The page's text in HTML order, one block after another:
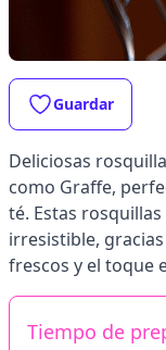
Guardar
Deliciosas
como Graffe,
té. Estas
irresistible,
frescos y el toque
Tiempo de